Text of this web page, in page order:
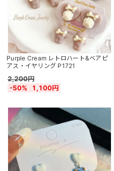
Purple Cream レトロハート&ベアピ
アス・イヤリング P1721
2,200円
-50%
1,100円